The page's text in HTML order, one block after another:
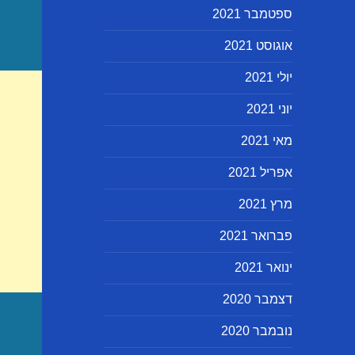
ספטמבר 2021
אוגוסט 2021
יולי 2021
יוני 2021
מאי 2021
אפריל 2021
מרץ 2021
פברואר 2021
ינואר 2021
דצמבר 2020
נובמבר 2020